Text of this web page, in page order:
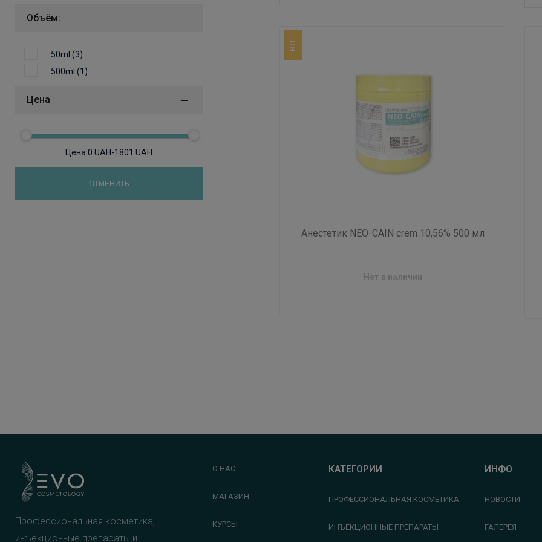
Объём:
50ml (3)
500ml (1)
Цена
Цена:0 UAH-1801 UAH
ОТМЕНИТЬ
HIT
Анестетик NEO-CAIN crem 10,56% 500 мл
Нет в наличии
Профессиональная косметика,
инъекционные препараты и
О НАС
МАГАЗИН
КУРСЫ
КАТЕГОРИИ
ПРОФЕССИОНАЛЬНАЯ КОСМЕТИКА
ИНЪЕКЦИОННЫЕ ПРЕПАРАТЫ
ИНФО
НОВОСТИ
ГАЛЕРЕЯ